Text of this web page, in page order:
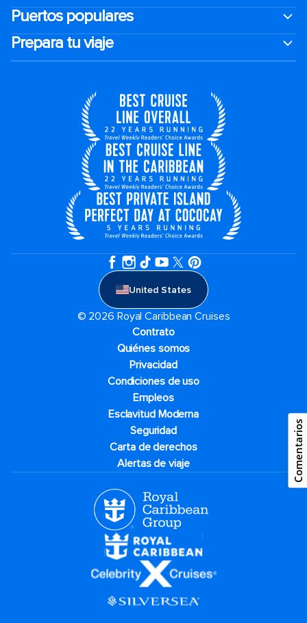
Puertos populares
Prepara tu viaje
United States
© 2026 Royal Caribbean Cruises
Contrato
Quiénes somos
Privacidad
Condiciones de uso
Empleos
Esclavitud Moderna
Seguridad
Carta de derechos
Alertas de viaje
Comentarios